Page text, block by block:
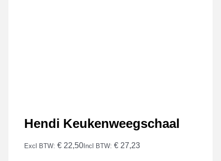
Hendi Keukenweegschaal
Excl BTW: € 22,50Incl BTW: € 27,23